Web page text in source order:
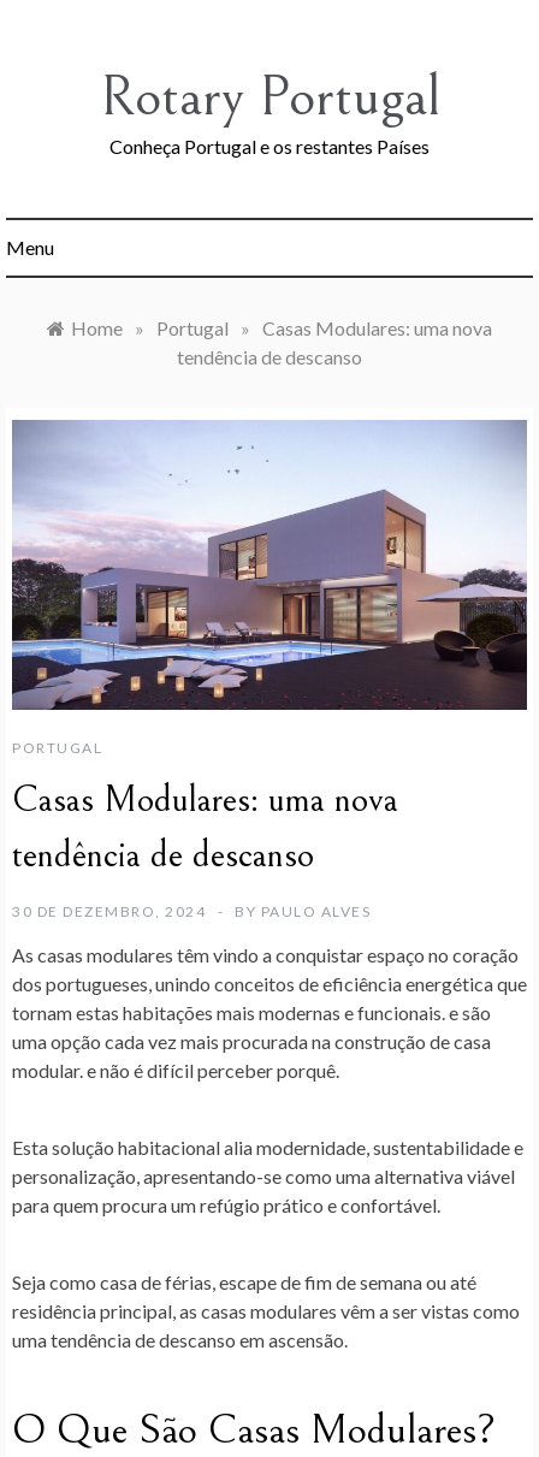
Rotary Portugal
Conheça Portugal e os restantes Países
Menu
Home » Portugal » Casas Modulares: uma nova
tendência de descanso
PORTUGAL
Casas Modulares: uma nova
tendência de descanso
30 DE DEZEMBRO, 2024 BY PAULO ALVES
As casas modulares têm vindo a conquistar espaço no coração
dos portugueses, unindo conceitos deeficiência energéticaque
tornam estas habitações mais modernas e funcionais. e são
uma opção cada vez mais procurada naconstrução de casa
modular. e não é difícil perceber porquê.
Esta solução habitacional alia modernidade, sustentabilidade e
personalização, apresentando-se como uma alternativa viável
para quem procura um refúgio prático e confortável.
Seja como casa de férias, escape de fim de semana ou até
residência principal, as casas modulares vêm a ser vistas como
uma tendência de descanso em ascensão.
O Que São Casas Modulares?